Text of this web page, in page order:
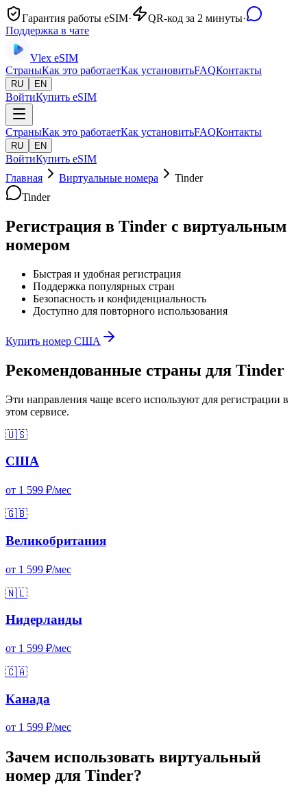
Гарантия работы eSIM· QR-код за 2 минуты·
Поддержка в чате
Vlex eSIM
СтраныКак это работаетКак установитьFAQКонтакты
RU EN
ВойтиКупить eSIM
СтраныКак это работаетКак установитьFAQКонтакты
RU EN
ВойтиКупить eSIM
Главная
Виртуальные номера
Tinder
Tinder
Регистрация в Tinder с виртуальным
номером
Быстрая и удобная регистрация
Поддержка популярных стран
Безопасность и конфиденциальность
Доступно для повторного использования
Купить номер США
Рекомендованные страны для Tinder
Эти направления чаще всего используют для регистрации в
этом сервисе.
🇺🇸
США
от 1 599 ₽/мес
🇬🇧
Великобритания
от 1 599 ₽/мес
🇳🇱
Нидерланды
от 1 599 ₽/мес
🇨🇦
Канада
от 1 599 ₽/мес
Зачем использовать виртуальный
номер для Tinder?